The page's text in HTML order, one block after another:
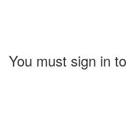
You must sign in